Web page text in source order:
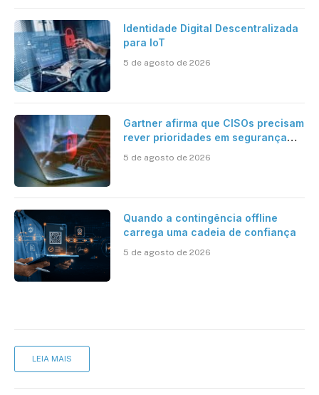
Identidade Digital Descentralizada
para IoT
5 de agosto de 2026
Gartner afirma que CISOs precisam
rever prioridades em segurança
desafios impostos pela Inteligência
5 de agosto de 2026
Quando a contingência offline
carrega uma cadeia de confiança
5 de agosto de 2026
LEIA MAIS